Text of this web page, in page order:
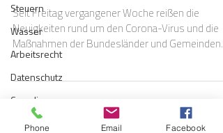
Steuern
Wasser
Arbeitsrecht
Datenschutz
Compliance
Gas
Seit Freitag vergangener Woche reißen die
Neuigkeiten rund um den Corona-Virus und die
Maßnahmen der Bundesländer und Gemeinden
kaum mehr...
Phone Email Facebook